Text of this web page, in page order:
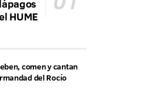
HUME
comen y cantan
del Rocío